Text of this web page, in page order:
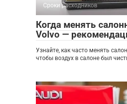
Сроки расходников
Когда менять
Volvo —
Узнайте, как часто менять
чтобы воздух в салоне был